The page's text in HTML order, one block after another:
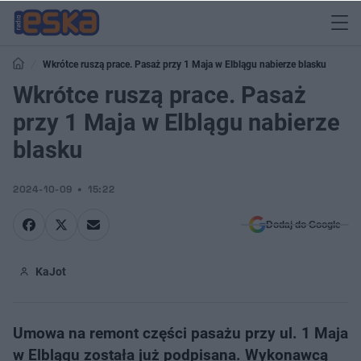
Wkrótce ruszą prace. Pasaż przy 1 Maja w Elblągu nabierze blasku
Wkrótce ruszą prace. Pasaż
przy 1 Maja w Elblągu nabierze
blasku
2024-10-09 15:22
Dodaj do Google
KaJot
Umowa na remont części pasażu przy ul. 1 Maja
w Elblągu została już podpisana. Wykonawcą